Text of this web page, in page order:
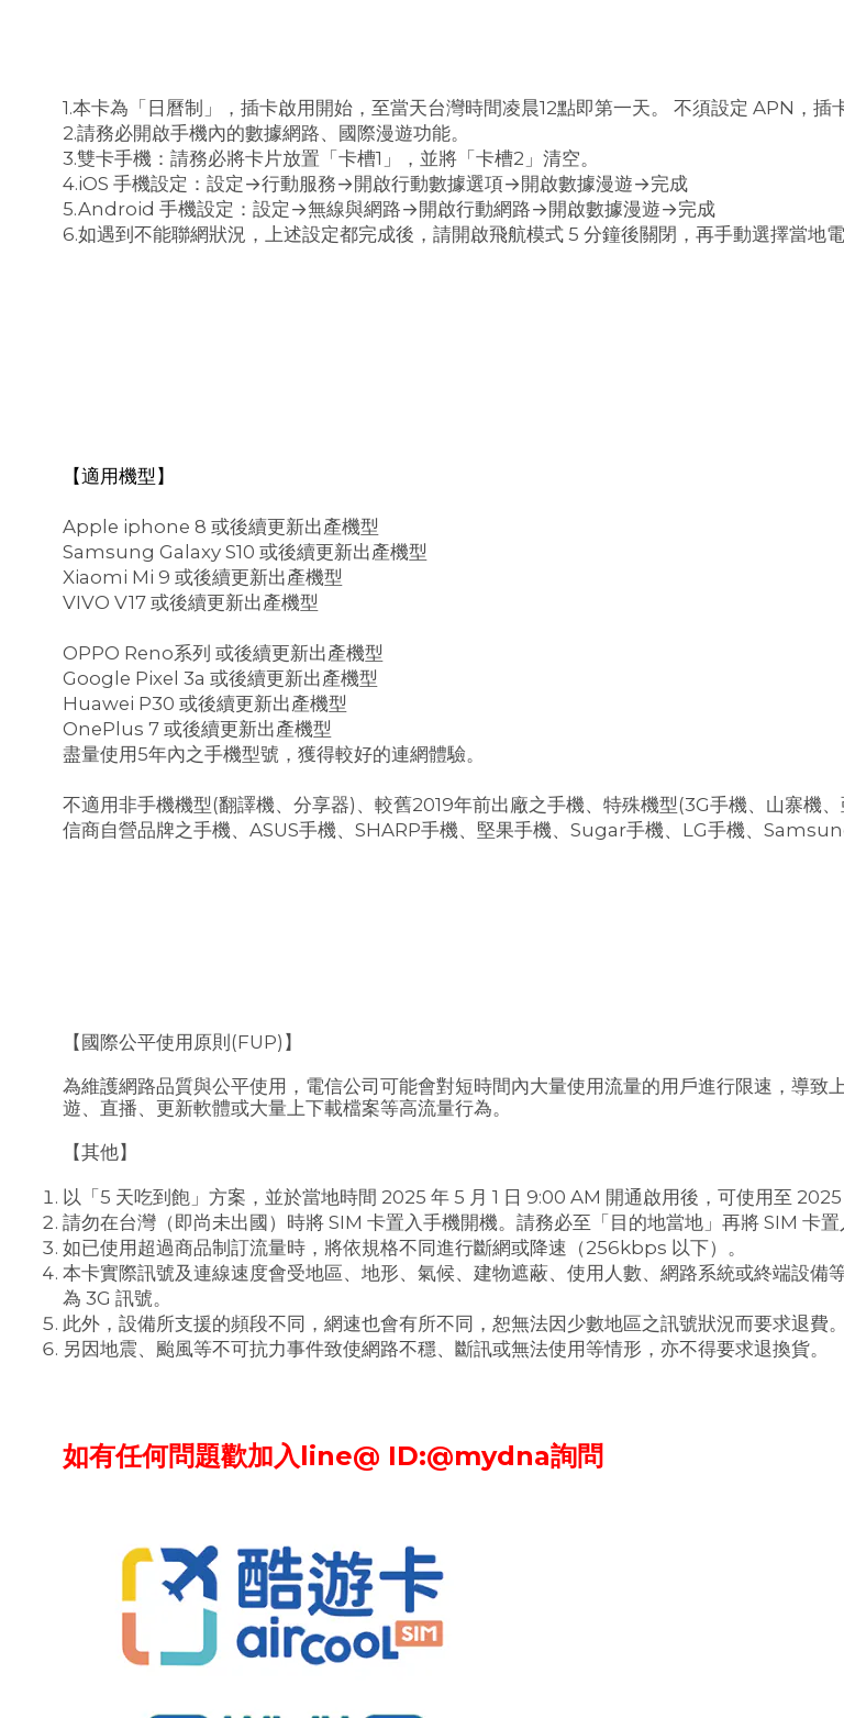
1.本卡為「日曆制」，插卡啟用開始，至當天台灣時間凌晨12點即第一天。 不須設定 APN，插
2.請務必開啟手機內的數據網路、國際漫遊功能。
3.雙卡手機：請務必將卡片放置「卡槽1」，並將「卡槽2」清空。
4.iOS 手機設定：設定→行動服務→開啟行動數據選項→開啟數據漫遊→完成
5.Android 手機設定：設定→無線與網路→開啟行動網路→開啟數據漫遊→完成
6.如遇到不能聯網狀況，上述設定都完成後，請開啟飛航模式 5 分鐘後關閉，再手動選擇當地電
【適用機型】
Apple iphone 8 或後續更新出產機型
Samsung Galaxy S10 或後續更新出產機型
Xiaomi Mi 9 或後續更新出產機型
VIVO V17 或後續更新出產機型
OPPO Reno系列 或後續更新出產機型
Google Pixel 3a 或後續更新出產機型
Huawei P30 或後續更新出產機型
OnePlus 7 或後續更新出產機型
盡量使用5年內之手機型號，獲得較好的連網體驗。
不適用非手機機型(翻譯機、分享器)、較舊2019年前出廠之手機、特殊機型(3G手機、山寨機
信商自營品牌之手機、ASUS手機、SHARP手機、堅果手機、Sugar手機、LG手機、
【國際公平使用原則(FUP)】
為維護網路品質與公平使用，電信公司可能會對短時間內大量使用流量的用戶進行限速，導
遊、直播、更新軟體或大量上下載檔案等高流量行為。
【其他】
以「5 天吃到飽」方案，並於當地時間 2025 年 5 月 1 日 9:00 AM 開通啟用後，可使用至
請勿在台灣（即尚未出國）時將 SIM 卡置入手機開機。請務必至「目的地當地」再將 SIM 卡
如已使用超過商品制訂流量時，將依規格不同進行斷網或降速（256kbps 以下）。
本卡實際訊號及連線速度會受地區、地形、氣候、建物遮蔽、使用人數、網路系統或終端設
為 3G 訊號。
此外，設備所支援的頻段不同，網速也會有所不同，恕無法因少數地區之訊號狀況而要求退費。
另因地震、颱風等不可抗力事件致使網路不穩、斷訊或無法使用等情形，亦不得要求退換貨。
如有任何問題歡加入line@ ID:@mydna詢問